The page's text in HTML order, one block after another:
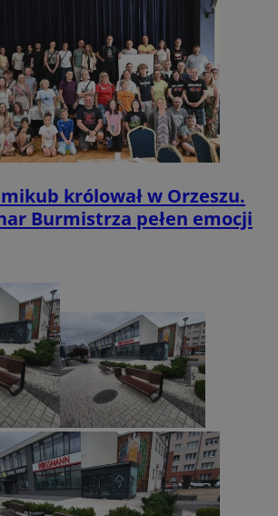
królował w Orzeszu.
Burmistrza pełen emocji